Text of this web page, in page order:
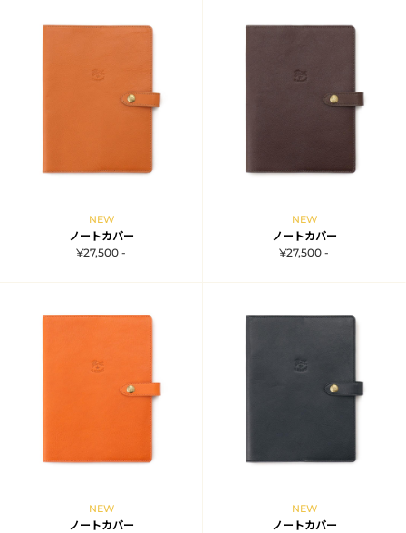
NEW
ノートカバー
¥27,500 -
NEW
ノートカバー
¥27,500 -
NEW
ノートカバー
NEW
ノートカバー